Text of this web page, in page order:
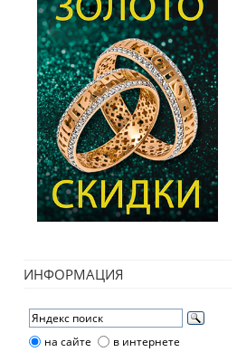
ИНФОРМАЦИЯ
на сайте в интернете